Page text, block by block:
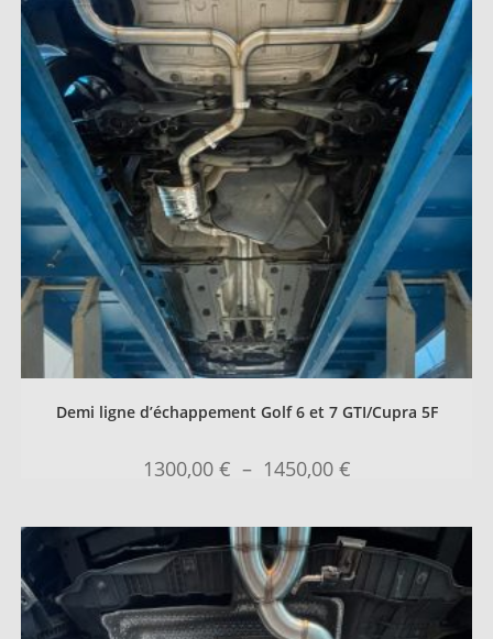
Demi ligne d’échappement Golf 6 et 7 GTI/Cupra 5F
1300,00 € – 1450,00 €